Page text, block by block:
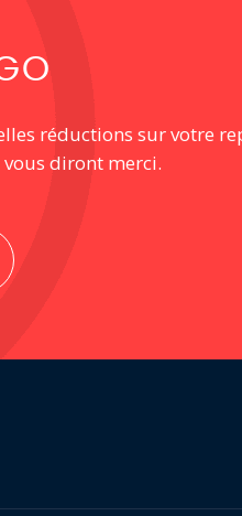
réductions sur votre
diront merci.